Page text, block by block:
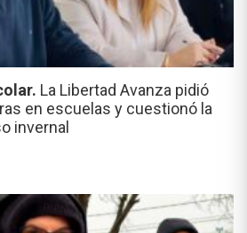
La Libertad Avanza pidió
en escuelas y cuestionó la
invernal